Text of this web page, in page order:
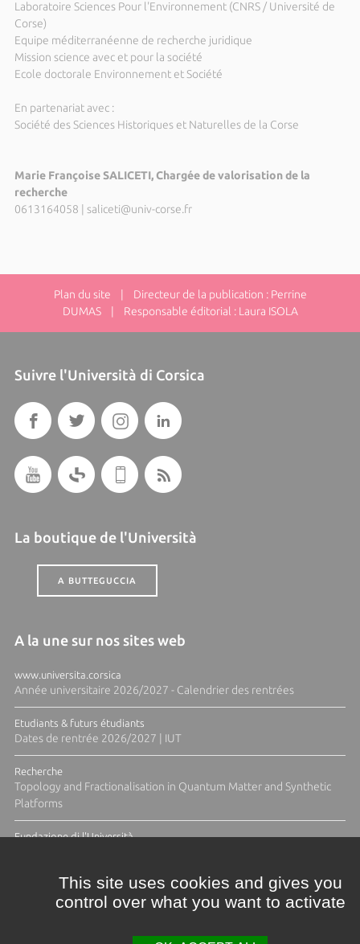
Laboratoire Sciences Pour l'Environnement (CNRS / Université de
Corse)
Equipe méditerranéenne de recherche juridique
Mission science avec et pour la société
Ecole doctorale Environnement et Société
En partenariat avec :
Société des Sciences Historiques et Naturelles de la Corse
Marie Françoise SALICETI, Chargée de valorisation de la
recherche
0613164058
saliceti@univ-corse.fr
Plan du site | Directeur de la publication : Perrine
DUMAS | Responsable éditorial : Laura ISOLA
Suivre l'Università di Corsica
La boutique de l'Università
A BUTTEGUCCIA
A la une sur nos sites web
www.universita.corsica
Année universitaire 2026/2027 - Calendrier des rentrées
Etudiants & futurs étudiants
Dates de rentrée 2026/2027 | IUT
Recherche
Topology and Fractionalisation in Quantum Matter and Synthetic
Platforms
Fundazione di l'Università
This site uses cookies and gives you
control over what you want to activate